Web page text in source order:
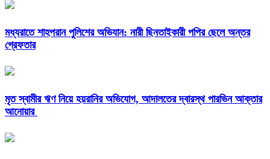
মধ্যরাতে শাহপরান পুলিশের অভিযান: নারী ছিনতাইকারী পপির ছেলে অন্তর
গ্রেফতার
মৃত স্বামীর ঋণ নিয়ে হয়রানির অভিযোগ, আদালতের দ্বারস্থ পারভিন আক্তার
আনোয়ার